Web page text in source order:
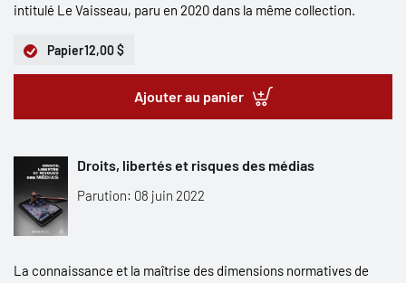
intitulé Le Vaisseau, paru en 2020 dans la même collection.
Papier12,00 $
Ajouter au panier
Droits, libertés et risques des médias
Parution: 08 juin 2022
La connaissance et la maîtrise des dimensions normatives de